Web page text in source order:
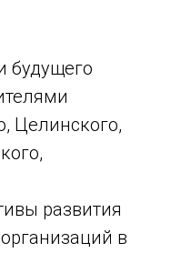
будущего
Целинского,
развития
в